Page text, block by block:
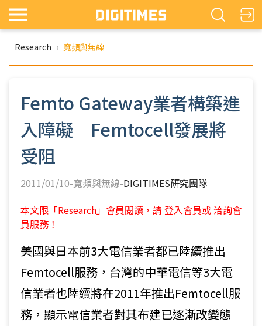
Research › 寬頻與無線
Femto Gateway業者構築進
入障礙 Femtocell發展將
受阻
2011/01/10-寬頻與無線-DIGITIMES研究團隊
本文限「Research」會員閱讀，請 登入會員或 洽詢會
員服務 ！
美國與日本前3大電信業者都已陸續推出
Femtocell服務，台灣的中華電信等3大電
信業者也陸續將在2011年推出Femtocell服
務，顯示電信業者對其布建已逐漸改變態